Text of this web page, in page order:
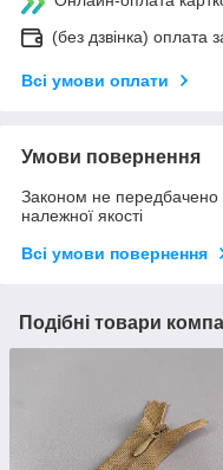
(без дзвінка) оплата
Всі умови оплати
Умови повернення
Законом не передбачено
належної якості
Всі умови повернення
Подібні товари